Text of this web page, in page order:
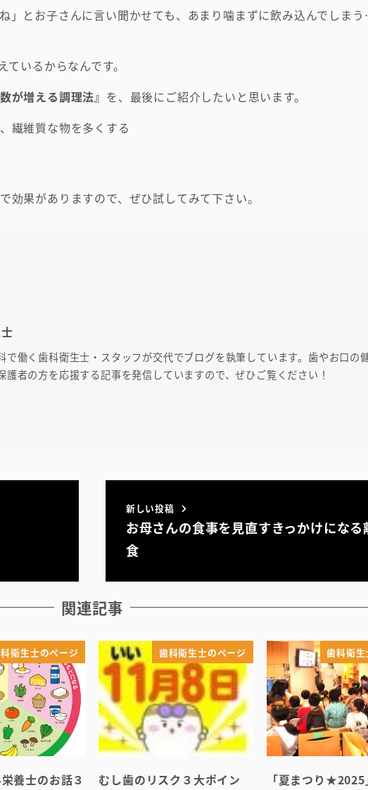
」とお子さんに言い聞かせても、あまり噛まずに飲み込んでしま
いるからなんです。
が増える調理法』 を、最後にご紹介したいと思います。
繊維質な物を多くする
果がありますので、ぜひ試してみて下さい。
で働く歯科衛生士・スタッフが交代でブログを執筆しています。歯やお口の
者の方を応援する記事を発信していますので、ぜひご覧ください！
新しい投稿
お母さんの食事を見直すきっかけになる
食
関連記事
衛生士のページ
養士のお話３
歯科衛生士のページ
むし歯のリスク３大ポイン
歯科衛
「夏まつり